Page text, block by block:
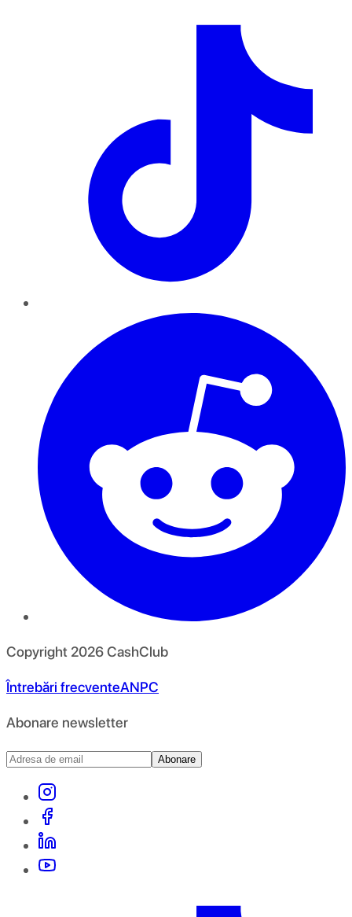
Copyright 2026CashClub
Întrebări frecventeANPC
Abonare newsletter
Abonare